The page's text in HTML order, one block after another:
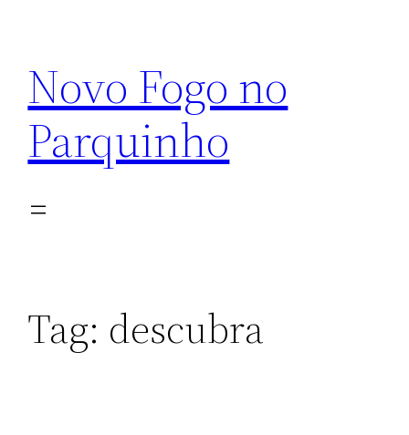
conteúdo
Novo Fogo no
Parquinho
Tag: descubra